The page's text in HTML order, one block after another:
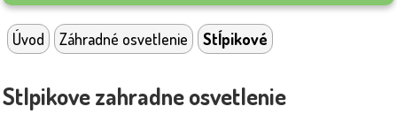
Úvod Záhradné osvetlenie Stĺpikové
Stlpikove zahradne osvetlenie